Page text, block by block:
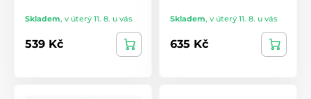
Skladem, v úterý 11. 8. u vás
539 Kč
Skladem, v úterý 11. 8. u vás
635 Kč